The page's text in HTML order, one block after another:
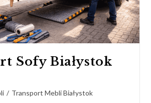
Sofy Białystok
/ Transport Mebli Białystok